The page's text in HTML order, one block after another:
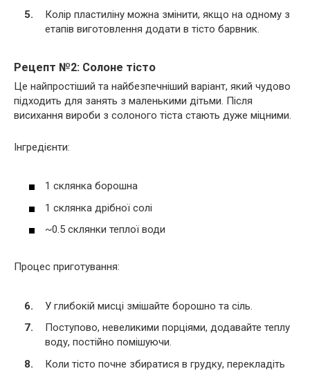
Колір пластиліну можна змінити, якщо на одному з
етапів виготовлення додати в тісто барвник.
Рецепт №2: Солоне тісто
Це найпростіший та найбезпечніший варіант, який чудово
підходить для занять з маленькими дітьми. Після
висихання вироби з солоного тіста стають дуже міцними.
Інгредієнти:
1 склянка борошна
1 склянка дрібної солі
~0.5 склянки теплої води
Процес приготування:
У глибокій мисці змішайте борошно та сіль.
Поступово, невеликими порціями, додавайте теплу
воду, постійно помішуючи.
Коли тісто почне збиратися в грудку, перекладіть